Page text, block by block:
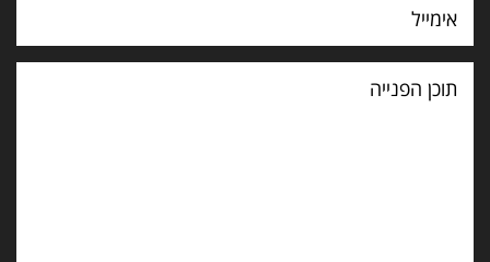
תוכן
הפנייה